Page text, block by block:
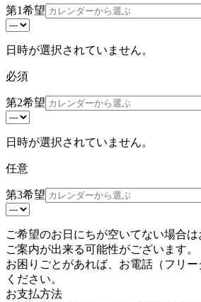
第1希望
日時が選択されていません。
必須
第2希望
日時が選択されていません。
任意
第3希望
ご希望のお日にちが空いてない場合は
ご案内が出来る可能性がございます。
お困りごとがあれば、お電話（フリ
ください。
お支払方法